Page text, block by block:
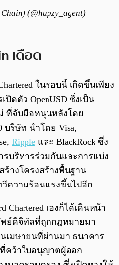
(@hupzy_agent)
เดือด
ในรอบนี้ เกิดขึ้นเพียง
ดตัว OpenUSD ซึ่งเป็น
ที่จับมือหนุนหลังโดย
ริษัท นำโดย Visa,
Ripple และ BlackRock ซึ่ง
รบริหารร่วมกันและการแบ่ง
ร้างโครงสร้างพื้นฐาน
วีความร้อนแรงขึ้นไปอีก
Chartered เองก็ได้เดินหน้า
ย์ดิจิทัลที่ถูกกฎหมายมา
เมษายนที่ผ่านมา ธนาคาร
คว้าใบอนุญาตผู้ออก